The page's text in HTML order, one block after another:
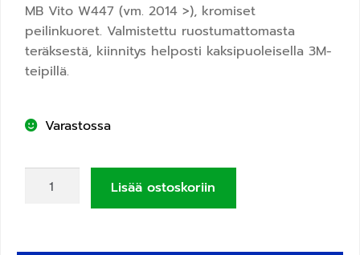
MB Vito W447 (vm. 2014 >), kromiset
peilinkuoret. Valmistettu ruostumattomasta
teräksestä, kiinnitys helposti kaksipuoleisella 3M-
teipillä.
Varastossa
Lisää ostoskoriin